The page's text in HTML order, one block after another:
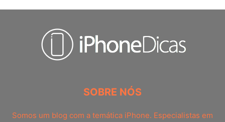
SOBRE NÓS
Somos um blog com a temática iPhone. Especialistas em